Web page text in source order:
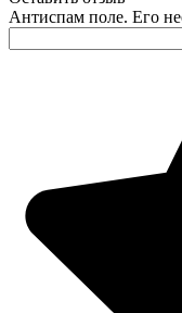
Антиспам поле. Его